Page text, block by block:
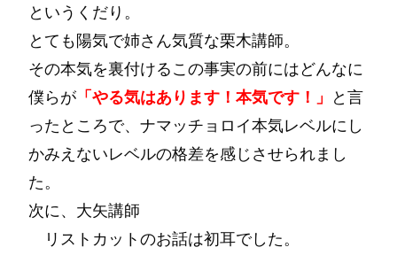
というくだり。
とても陽気で姉さん気質な栗木講師。
その本気を裏付けるこの事実の前にはどんなに
僕らが 「やる気はあります！本気です！」 と言
ったところで、ナマッチョロイ本気レベルにし
かみえないレベルの格差を感じさせられまし
た。
次に、大矢講師
リストカットのお話は初耳でした。